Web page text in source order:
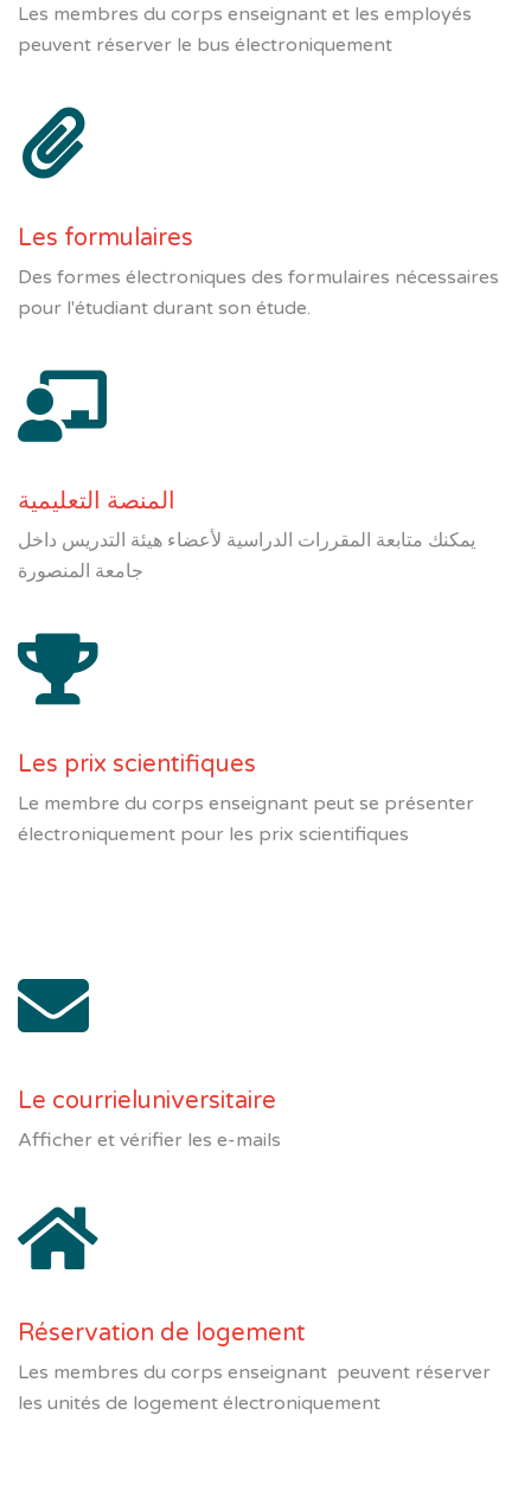
Les membres du corps enseignant et les employés
peuvent réserver le bus électroniquement
Les formulaires
Des formes électroniques des formulaires nécessaires
pour l'étudiant durant son étude.
المنصة التعليمية
يمكنك متابعة المقررات الدراسية لأعضاء هيئة التدريس داخل
جامعة المنصورة
Les prix scientifiques
Le membre du corps enseignant peut se présenter
électroniquement pour les prix scientifiques
Le courrieluniversitaire
Afficher et vérifier les e-mails
Réservation de logement
Les membres du corps enseignant peuvent réserver
les unités de logement électroniquement